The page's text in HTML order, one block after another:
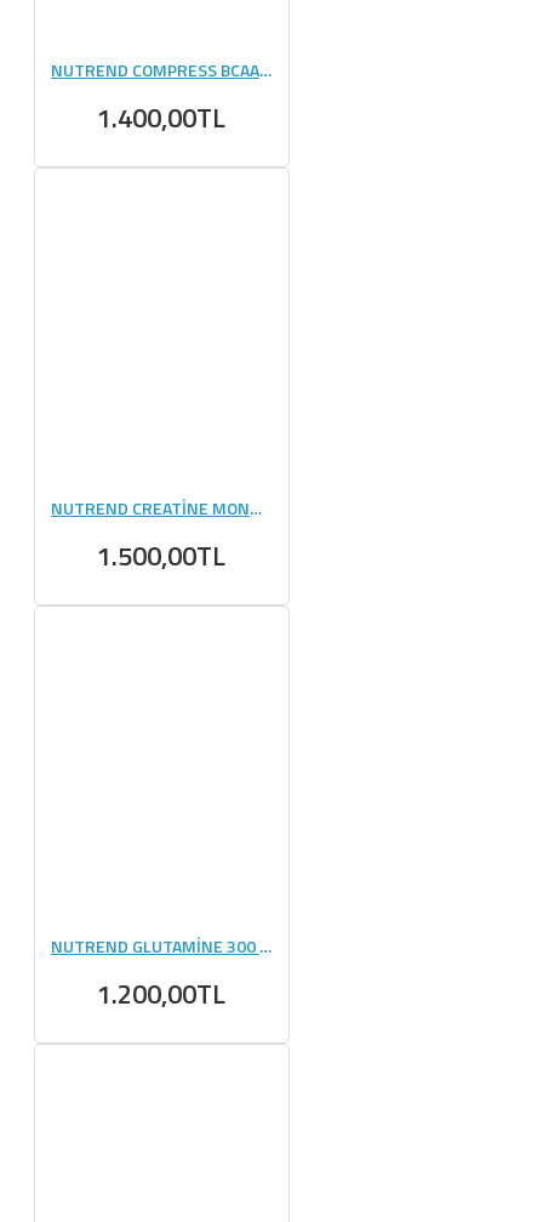
NUTREND COMPRESS BCAA POWDER 4:1:1 500 GR
1.400,00TL
NUTREND CREATİNE MONOHYDRATE CREAPURE 300 GR
1.500,00TL
NUTREND GLUTAMİNE 300 GR
1.200,00TL